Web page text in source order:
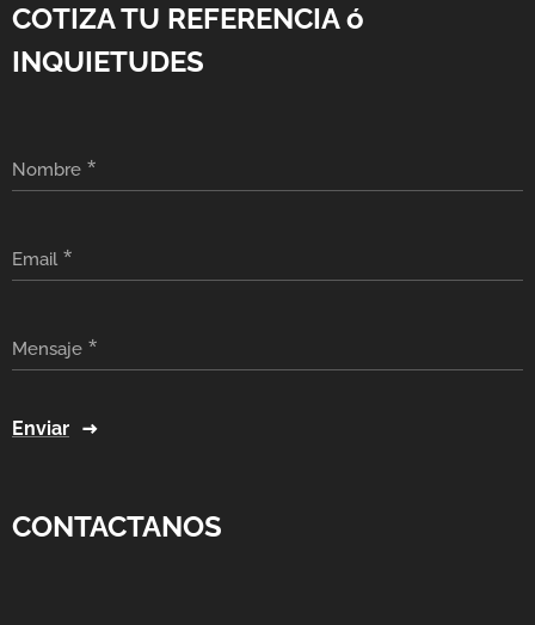
COTIZA TU REFERENCIA ó
INQUIETUDES
Nombre
Email
Mensaje
Enviar
CONTACTANOS